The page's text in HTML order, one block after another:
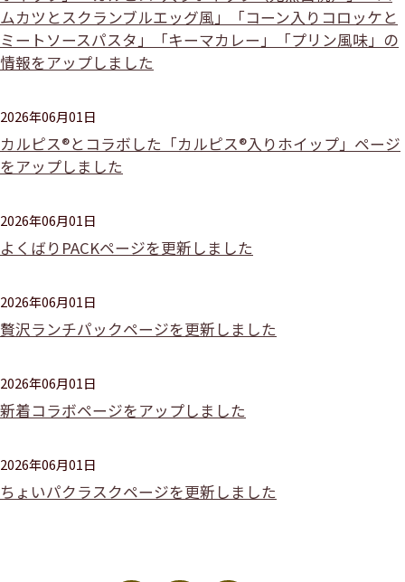
ムカツとスクランブルエッグ風」「コーン入りコロッケと
ミートソースパスタ」「キーマカレー」「プリン風味」の
情報をアップしました
2026年06月01日
カルピス®とコラボした「カルピス®入りホイップ」ページ
をアップしました
2026年06月01日
よくばりPACKページを更新しました
2026年06月01日
贅沢ランチパックページを更新しました
2026年06月01日
新着コラボページをアップしました
2026年06月01日
ちょいパクラスクページを更新しました